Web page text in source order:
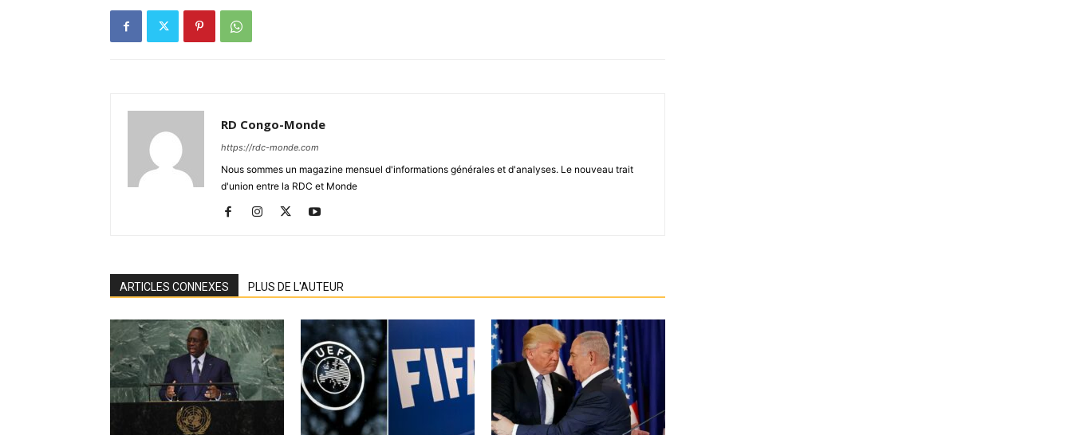
RD Congo-Monde
https://rdc-monde.com
Nous sommes un magazine mensuel d'informations générales et d'analyses. Le nouveau trait
d'union entre la RDC et Monde
ARTICLES CONNEXES PLUS DE L'AUTEUR